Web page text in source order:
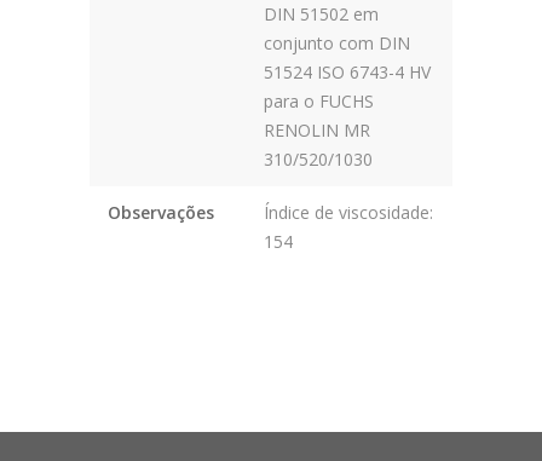
DIN 51502 em
conjunto com DIN
51524 ISO 6743-4 HV
para o FUCHS
RENOLIN MR
310/520/1030
Observações
Índice de viscosidade:
154